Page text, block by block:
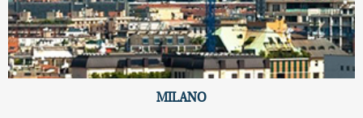
MILANO